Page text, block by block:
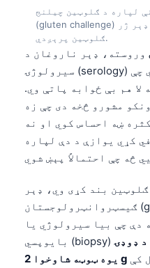
لپاره د ګلوټین چیلنج
(gluten challenge) اکثره اړین وي، کله چې څوک ډېر ژر
ګلوټین پرېږدي.
وروسته، ډېر ناروغان د
سیرولوژۍ (serology) پینل داسې نورمال ښکاري چې
لا هم بې ځوابه پاتې وي.
مشورو څخه دی چې زه
ښه احساس کوي او نه
کړي یوازې د دې لپاره
بند کړی وي، ډېر
دې چې بیا سیرولوژي یا
د ډوډۍ
کې